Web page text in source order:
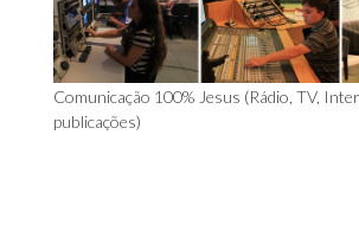
Comunicação 100% Jesus (Rádio, TV,
publicações)